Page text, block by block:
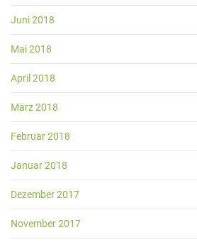
Juni 2018
Mai 2018
April 2018
März 2018
Februar 2018
Januar 2018
Dezember 2017
November 2017